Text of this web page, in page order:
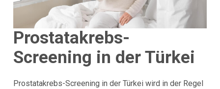
Prostatakrebs-
Screening in der Türkei
Prostatakrebs-Screening in der Türkei wird in der Regel